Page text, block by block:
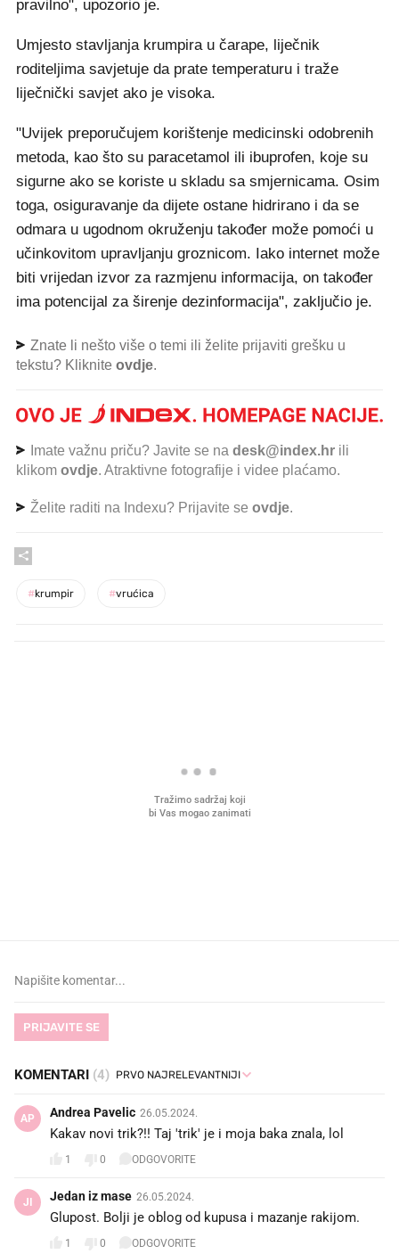
pravilno", upozorio je.
Umjesto stavljanja krumpira u čarape, liječnik
roditeljima savjetuje da prate temperaturu i traže
liječnički savjet ako je visoka.
"Uvijek preporučujem korištenje medicinski odobrenih
metoda, kao što su paracetamol ili ibuprofen, koje su
sigurne ako se koriste u skladu sa smjernicama. Osim
toga, osiguravanje da dijete ostane hidrirano i da se
odmara u ugodnom okruženju također može pomoći u
učinkovitom upravljanju groznicom. Iako internet može
biti vrijedan izvor za razmjenu informacija, on također
ima potencijal za širenje dezinformacija", zaključio je.
Znate li nešto više o temi ili želite prijaviti grešku u
tekstu? Kliknite ovdje.
Imate važnu priču? Javite se na desk@index.hr ili
klikom ovdje. Atraktivne fotografije i videe plaćamo.
Želite raditi na Indexu? Prijavite se ovdje.
#krumpir #vrućica
PRIJAVITE SE
KOMENTARI (4)
AP Andrea Pavelic 26.05.2024.
Kakav novi trik?!! Taj 'trik' je i moja baka znala, lol
1 0 ODGOVORITE
JI Jedan iz mase 26.05.2024.
Glupost. Bolji je oblog od kupusa i mazanje rakijom.
1 0 ODGOVORITE